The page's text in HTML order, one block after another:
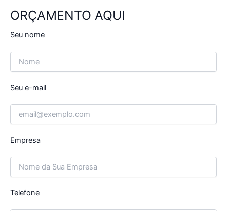
ORÇAMENTO AQUI
Seu nome
Seu e-mail
Empresa
Telefone